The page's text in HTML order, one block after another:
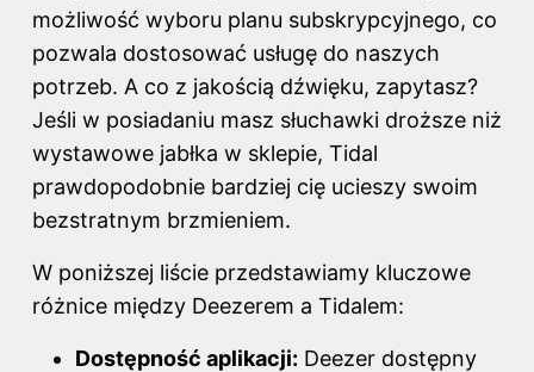
możliwość wyboru planu subskrypcyjnego, co
pozwala dostosować usługę do naszych
potrzeb. A co z jakością dźwięku, zapytasz?
Jeśli w posiadaniu masz słuchawki droższe niż
wystawowe jabłka w sklepie, Tidal
prawdopodobnie bardziej cię ucieszy swoim
bezstratnym brzmieniem.
W poniższej liście przedstawiamy kluczowe
różnice między Deezerem a Tidalem:
Dostępność aplikacji: Deezer dostępny